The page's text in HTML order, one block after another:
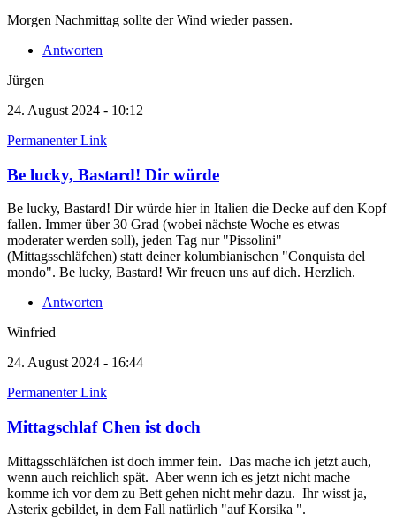
Morgen Nachmittag sollte der Wind wieder passen.
Antworten
Jürgen
24. August 2024 - 10:12
Permanenter Link
Be lucky, Bastard! Dir würde
Be lucky, Bastard! Dir würde hier in Italien die Decke auf den Kopf
fallen. Immer über 30 Grad (wobei nächste Woche es etwas
moderater werden soll), jeden Tag nur "Pissolini"
(Mittagsschläfchen) statt deiner kolumbianischen "Conquista del
mondo". Be lucky, Bastard! Wir freuen uns auf dich. Herzlich.
Antworten
Winfried
24. August 2024 - 16:44
Permanenter Link
Mittagschlaf Chen ist doch
Mittagsschläfchen ist doch immer fein. Das mache ich jetzt auch,
wenn auch reichlich spät. Aber wenn ich es jetzt nicht mache
komme ich vor dem zu Bett gehen nicht mehr dazu. Ihr wisst ja,
Asterix gebildet, in dem Fall natürlich "auf Korsika ".